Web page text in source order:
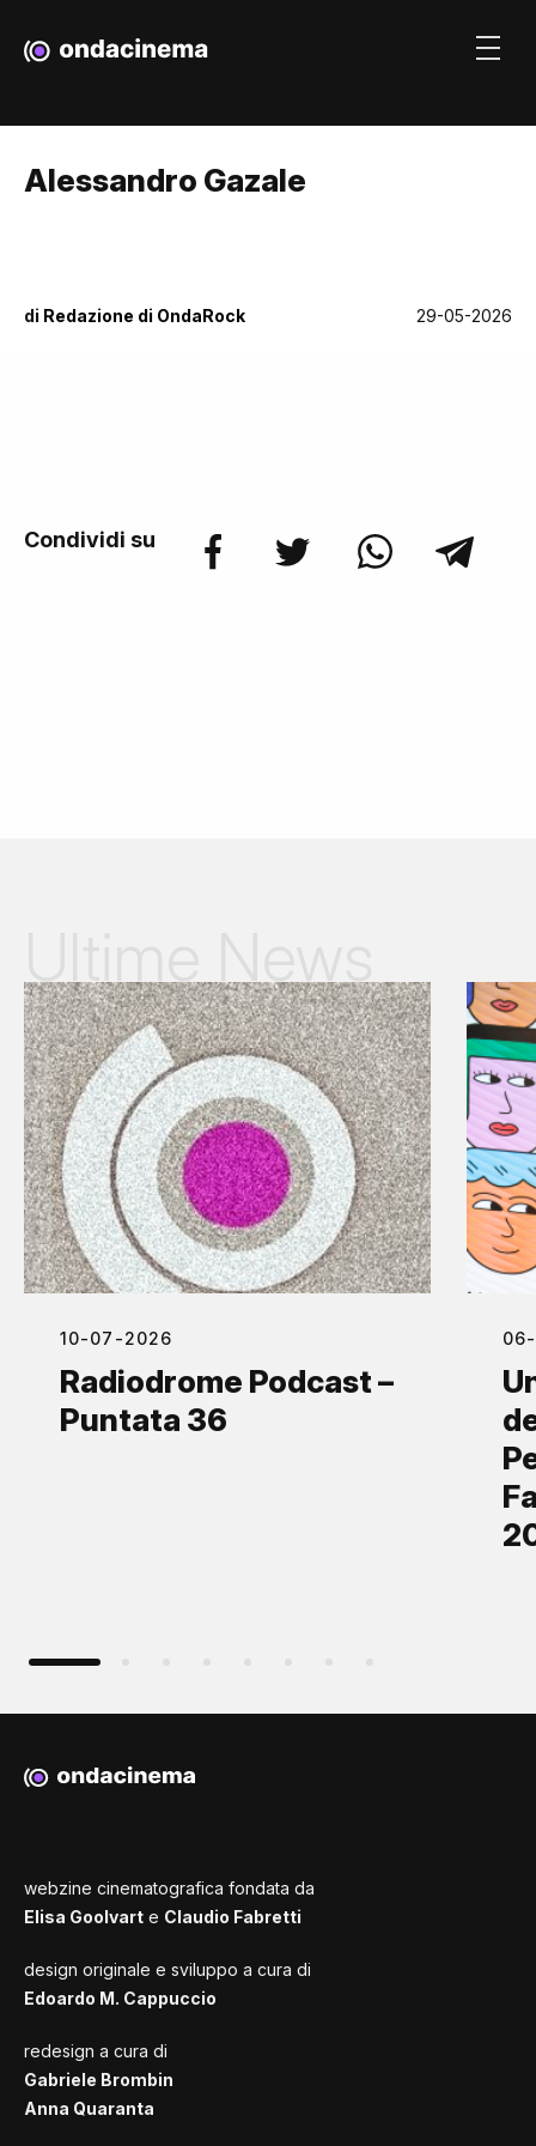
Alessandro Gazale
di Redazione di OndaRock 29-05-2026
Condividi su
10-07-2026
Radiodrome Podcast –
Puntata 36
webzine cinematografica fondata da
Elisa Goolvart e Claudio Fabretti
design originale e sviluppo a cura di
Edoardo M. Cappuccio
redesign a cura di
Gabriele Brombin
Anna Quaranta